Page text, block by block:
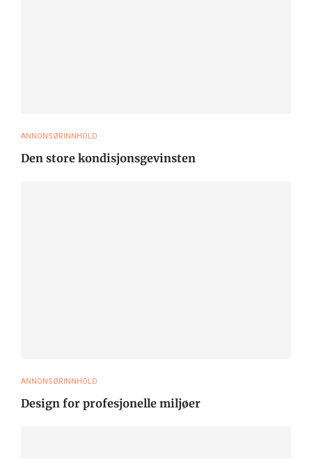
ANNONSØRINNHOLD
Den store kondisjonsgevinsten
ANNONSØRINNHOLD
Design for profesjonelle miljøer